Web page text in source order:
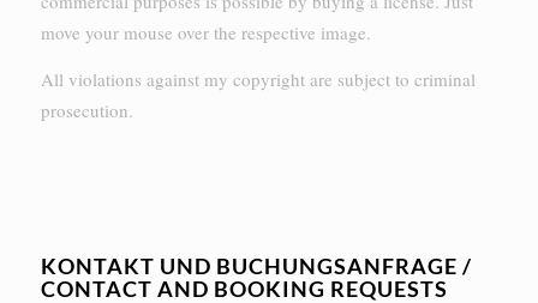
move your mouse over the respective image.
All violations against my copyright are subject to criminal
prosecution.
KONTAKT UND BUCHUNGSANFRAGE /
CONTACT AND BOOKING REQUESTS